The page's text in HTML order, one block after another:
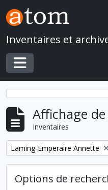
Skip to main content
Inventaires et
Toggle navigation
Affichage
Inventaires
Remove filter:
Laming-Emperaire Annette
Options de